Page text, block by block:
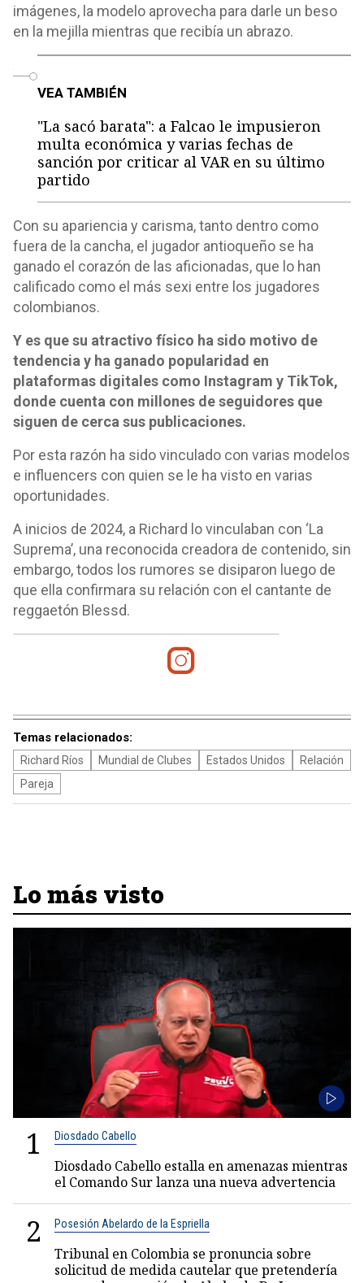
imágenes, la modelo aprovecha para darle un beso
en la mejilla mientras que recibía un abrazo.
VEA TAMBIÉN
"La sacó barata": a Falcao le impusieron
multa económica y varias fechas de
sanción por criticar al VAR en su último
partido
Con su apariencia y carisma, tanto dentro como
fuera de la cancha, el jugador antioqueño se ha
ganado el corazón de las aficionadas, que lo han
calificado como el más sexi entre los jugadores
colombianos.
Y es que su atractivo físico ha sido motivo de
tendencia y ha ganado popularidad en
plataformas digitales como Instagram y TikTok,
donde cuenta con millones de seguidores que
siguen de cerca sus publicaciones.
Por esta razón ha sido vinculado con varias modelos
e influencers con quien se le ha visto en varias
oportunidades.
A inicios de 2024, a Richard lo vinculaban con ‘La
Suprema’, una reconocida creadora de contenido, sin
embargo, todos los rumores se disiparon luego de
que ella confirmara su relación con el cantante de
reggaetón Blessd.
Temas relacionados:
Richard Ríos Mundial de Clubes Estados Unidos
Relación
Pareja
Lo más visto
1 Diosdado Cabello
Diosdado Cabello estalla en amenazas mientras
el Comando Sur lanza una nueva advertencia
2 Posesión Abelardo de la Espriella
Tribunal en Colombia se pronuncia sobre
solicitud de medida cautelar que pretendería